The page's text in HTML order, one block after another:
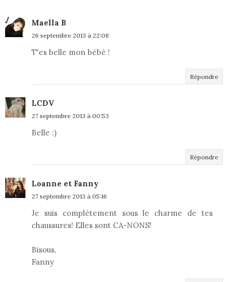
Maella B
26 septembre 2013 à 22:08
T'es belle mon bébé !
Répondre
LCDV
27 septembre 2013 à 00:53
Belle :)
Répondre
Loanne et Fanny
27 septembre 2013 à 05:16
Je suis complètement sous le charme de tes
chaussures! Elles sont CA-NONS!
Bisous,
Fanny